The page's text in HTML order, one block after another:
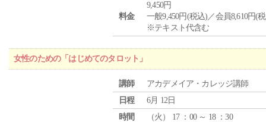
料金
9,450円
一般9,450円(税込)／会員8,610円(
※テキスト代含む
女性のための「はじめてのタロット」
講師
アカデメイア・カレッジ講師
日程
6月 12日
時間
（火 ） 17 ：00 ～ 18 ：30